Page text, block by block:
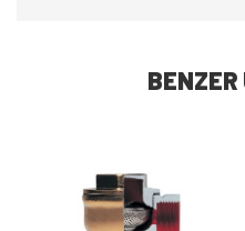
BENZER